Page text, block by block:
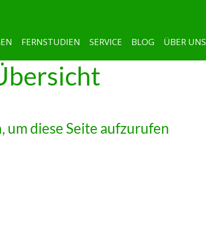
FERNSTUDIEN SERVICE BLOG ÜBER UNS
um diese Seite aufzurufen